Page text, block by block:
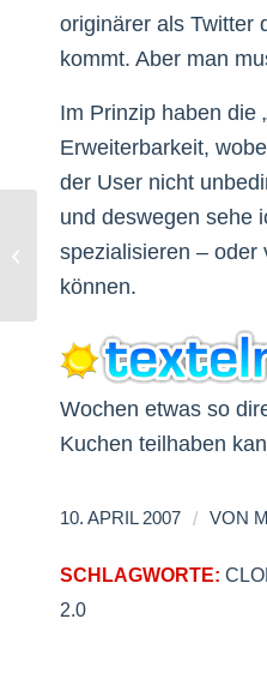
originärer als Twitter
kommt. Aber man
Im Prinzip haben die
Erweiterbarkeit,
der User nicht
und deswegen sehe
spezialisieren – oder
können.
Wochen etwas so
Kuchen teilhaben
10. APRIL 2007 / VON
SCHLAGWORTE:
2.0
Pokerdownload?!